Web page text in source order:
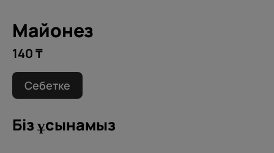
Майонез
140 ₸
Себетке
Біз ұсынамыз